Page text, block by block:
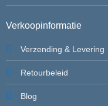
Verkoopinformatie
Verzending & Levering
Retourbeleid
Blog